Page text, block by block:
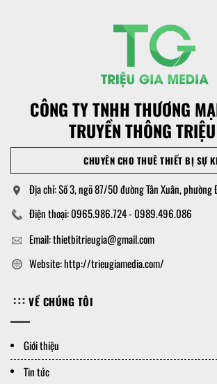
CÔNG TY TNHH THƯƠNG
TRUYỀN THÔNG
CHUYÊN CHO THUÊ THIẾT BỊ SỰ
Địa chỉ: Số 3, ngõ 87/50 đường Tân Xuân, phường
Điện thoại: 0965.986.724 - 0989.496.086
Email: thietbitrieugia@gmail.com
Website: http://trieugiamedia.com/
VỀ CHÚNG TÔI
Giới thiệu
Tin tức